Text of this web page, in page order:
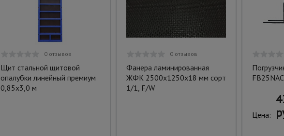
0 отзывов
Щит стальной щитовой
опалубки линейный премиум
0,85x3,0 м
0 отзывов
Фанера ламинированная
ЖФК 2500х1250х18 мм сорт
1/1, F/W
Цена: